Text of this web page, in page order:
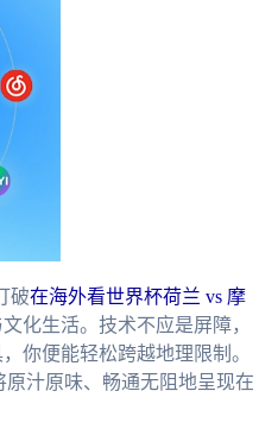
破在海外看世界杯荷兰 vs 摩
化生活。技术不应是屏障，
你便能轻松跨越地理限制。
汁原味、畅通无阻地呈现在